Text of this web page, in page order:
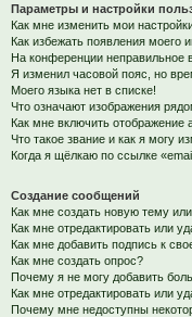
Параметры и настройки
Как мне изменить мои
Как избежать появления моего
На конференции неправильное
Я изменил часовой пояс, но
Моего языка нет в списке!
Что означают изображения
Как мне включить отображение
Что такое звание и как я могу
Когда я щёлкаю по ссылке
Создание сообщений
Как мне создать новую тему
Как мне отредактировать или
Как мне добавить подпись к
Как мне создать опрос?
Почему я не могу добавить
Как мне отредактировать или
Почему мне недоступны